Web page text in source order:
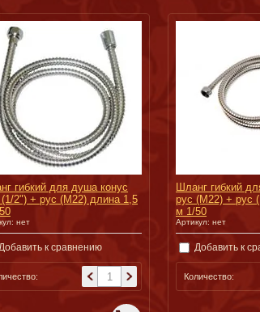
гибкий для душа конус
2") + рус (М22) длина 1,5
нет
Добавить к сравнению
Шланг гибкий
рус (М22) + рус
м 1/50
Артикул: нет
Добавить к
Количество: